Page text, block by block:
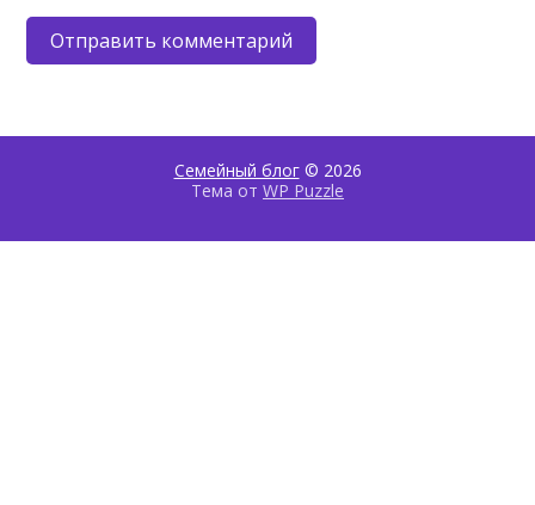
Семейный блог© 2026
Тема от WP Puzzle